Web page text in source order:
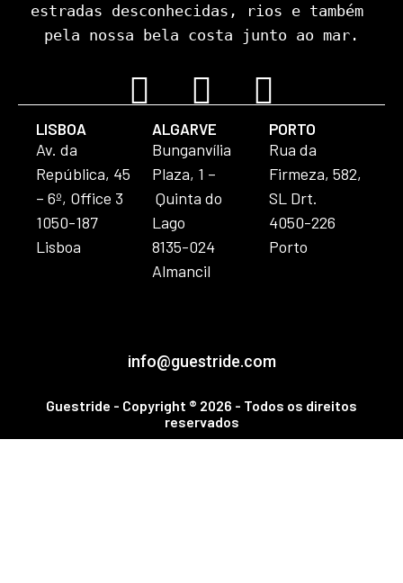
estradas desconhecidas, rios e também
pela nossa bela costa junto ao mar.
LISBOA
Av. da
República, 45
– 6º, Office 3
1050-187
Lisboa
ALGARVE
Bunganvília
Plaza, 1 –
Quinta do
Lago
8135-024
Almancil
PORTO
Rua da
Firmeza, 582,
SL Drt.
4050-226
Porto
info@guestride.com
Guestride - Copyright ® 2026 - Todos os direitos
reservados